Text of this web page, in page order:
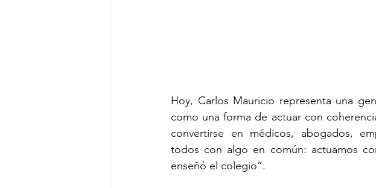
Hoy, Carlos Mauricio representa una
como una forma de actuar con
convertirse en médicos, abogados,
todos con algo en común: actuamos
enseñó el colegio”.